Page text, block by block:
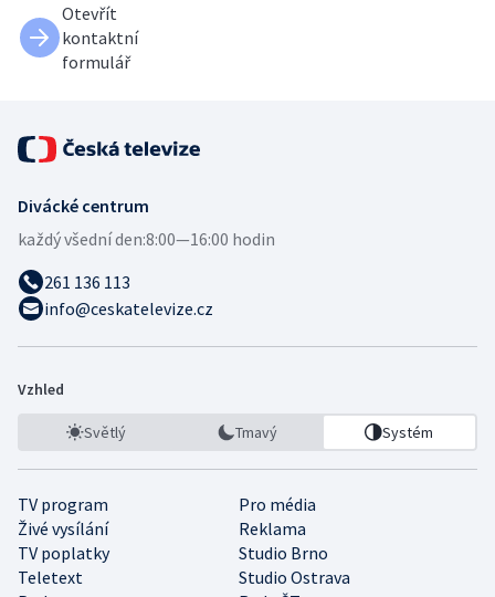
Otevřít
kontaktní
formulář
Divácké centrum
každý všední den:8:00—16:00 hodin
261 136 113
info@ceskatelevize.cz
Vzhled
Světlý Tmavý Systém
TV program
Pro média
Živé vysílání
Reklama
TV poplatky
Studio Brno
Teletext
Studio Ostrava